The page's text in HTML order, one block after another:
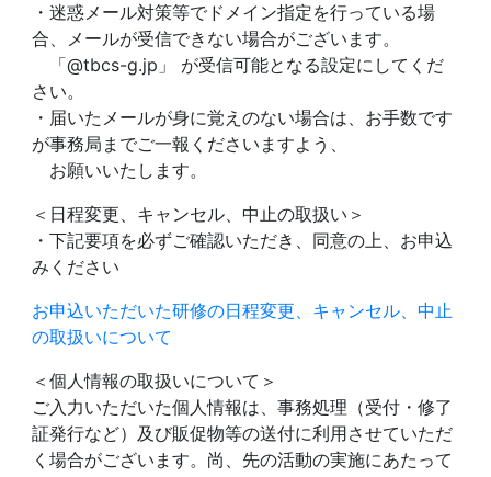
・迷惑メール対策等でドメイン指定を行っている場
合、メールが受信できない場合がございます。
「@tbcs-g.jp」 が受信可能となる設定にしてくだ
さい。
・届いたメールが身に覚えのない場合は、お手数です
が事務局までご一報くださいますよう、
お願いいたします。
＜日程変更、キャンセル、中止の取扱い＞
・下記要項を必ずご確認いただき、同意の上、お申込
みください
お申込いただいた研修の日程変更、キャンセル、中止
の取扱いについて
＜個人情報の取扱いについて＞
ご入力いただいた個人情報は、事務処理（受付・修了
証発行など）及び販促物等の送付に利用させていただ
く場合がございます。尚、先の活動の実施にあたって